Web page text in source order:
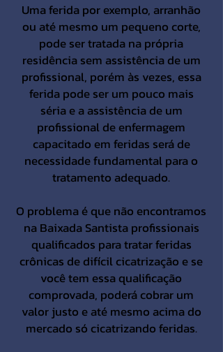
Uma ferida por exemplo, arranhão
ou até mesmo um pequeno corte,
pode ser tratada na própria
residência sem assistência de um
profissional, porém às vezes, essa
ferida pode ser um pouco mais
séria e a assistência de um
profissional de enfermagem
capacitado em feridas será de
necessidade fundamental para o
tratamento adequado.
O problema é que não encontramos
na Baixada Santista profissionais
qualificados para tratar feridas
crônicas de difícil cicatrização e se
você tem essa qualificação
comprovada, poderá cobrar um
valor justo e até mesmo acima do
mercado só cicatrizando feridas.